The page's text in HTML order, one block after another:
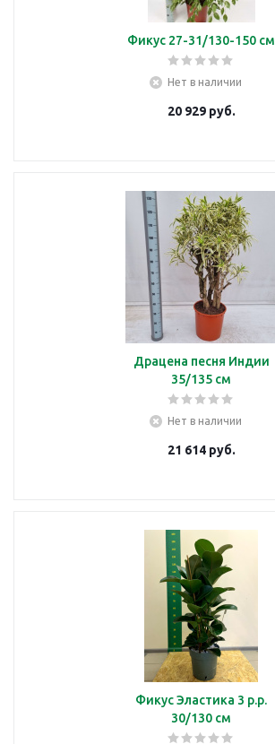
Фикус 27-31/130-150 см
Нет в наличии
20 929руб.
Драцена песня Индии
35/135 см
Нет в наличии
21 614руб.
Фикус Эластика 3 р.р.
30/130 см